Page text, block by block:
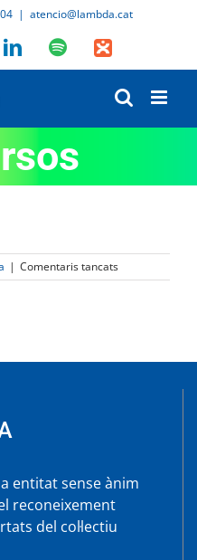
| atencio@lambda.cat
LinkedInSpotifyIVoox
| Comentaris tancatsa
Recursos
entitat sense ànim
reconeixement
del col·lectiu